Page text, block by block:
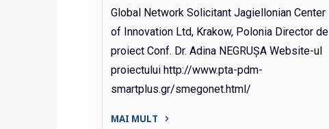
Certeze
și
Tisa
Superioară
la
durabilă
Global Network Solicitant Jagiellonian Center
of Innovation Ltd, Krakow, Polonia Director de
proiect Conf. Dr. Adina NEGRUȘA Website-ul
proiectului http://www.pta-pdm-
smartplus.gr/smegonet.html/
MAI MULT